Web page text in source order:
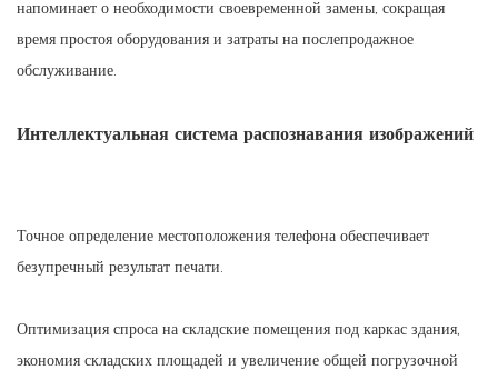
напоминает о необходимости своевременной замены, сокращая
время простоя оборудования и затраты на послепродажное
обслуживание.
Интеллектуальная система распознавания изображений
Точное определение местоположения телефона обеспечивает
безупречный результат печати.
Оптимизация спроса на складские помещения под каркас здания,
экономия складских площадей и увеличение общей погрузочной